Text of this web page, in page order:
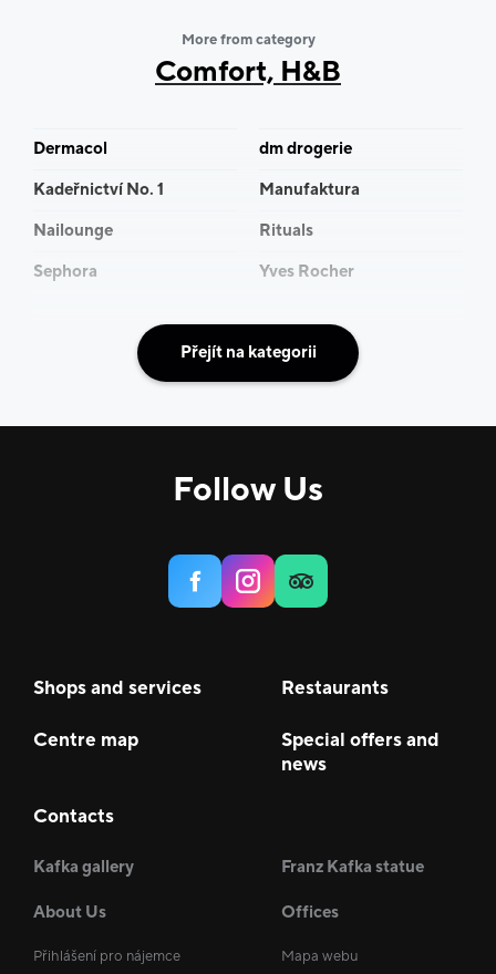
More from category
Comfort, H&B
Dermacol
dm drogerie
Kadeřnictví No. 1
Manufaktura
Nailounge
Rituals
Sephora
Yves Rocher
Přejít na kategorii
Follow Us
Shops and services Restaurants
Centre map
Special offers and
news
Contacts
Kafka gallery Franz Kafka statue
About Us Offices
Přihlášení pro nájemce Mapa webu